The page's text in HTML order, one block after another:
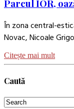
Parcul IOR,
În zona central-
Novac, Nicoale
Citește mai mult
Caută